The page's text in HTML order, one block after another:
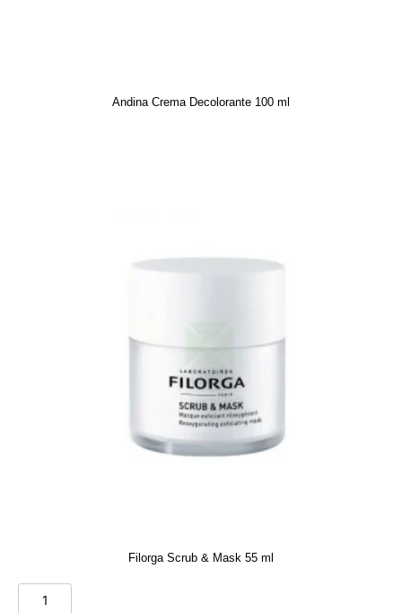
Andina Crema Decolorante 100 ml
Filorga Scrub & Mask 55 ml